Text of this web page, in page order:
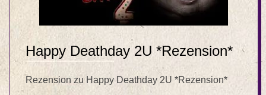
Happy Deathday 2U *Rezension*
Rezension zu Happy Deathday 2U *Rezension*